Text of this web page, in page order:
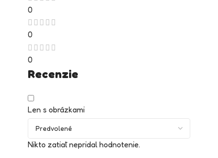
0
0
0
Recenzie
Len s obrázkami
Nikto zatiaľ nepridal hodnotenie.